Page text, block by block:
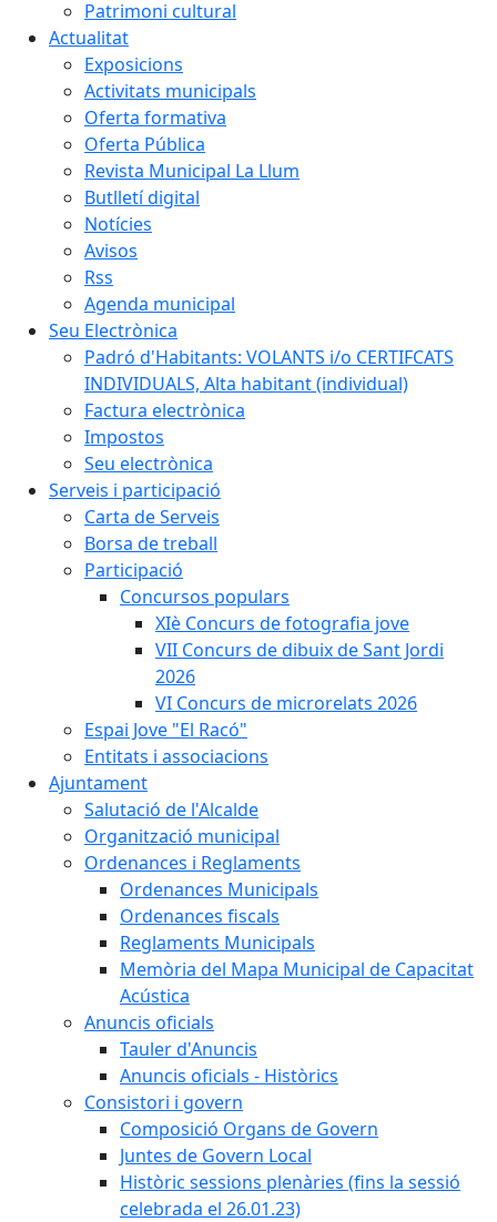
Patrimoni cultural
Actualitat
Exposicions
Activitats municipals
Oferta formativa
Oferta Pública
Revista Municipal La Llum
Butlletí digital
Notícies
Avisos
Rss
Agenda municipal
Seu Electrònica
Padró d'Habitants: VOLANTS i/o CERTIFCATS
INDIVIDUALS, Alta habitant (individual)
Factura electrònica
Impostos
Seu electrònica
Serveis i participació
Carta de Serveis
Borsa de treball
Participació
Concursos populars
XIè Concurs de fotografia jove
VII Concurs de dibuix de Sant Jordi
2026
VI Concurs de microrelats 2026
Espai Jove "El Racó"
Entitats i associacions
Ajuntament
Salutació de l'Alcalde
Organització municipal
Ordenances i Reglaments
Ordenances Municipals
Ordenances fiscals
Reglaments Municipals
Memòria del Mapa Municipal de Capacitat
Acústica
Anuncis oficials
Tauler d'Anuncis
Anuncis oficials - Històrics
Consistori i govern
Composició Organs de Govern
Juntes de Govern Local
Històric sessions plenàries (fins la sessió
celebrada el 26.01.23)